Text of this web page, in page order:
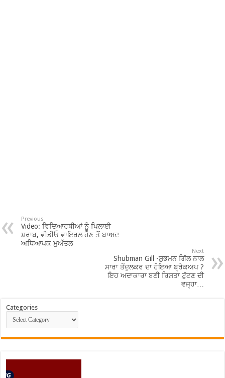
Previous
Video: ਵਿਦਿਆਰਥੀਆਂ ਨੂੰ ਪਿਲਾਈ
ਸ਼ਰਾਬ, ਵੀਡੀਓ ਵਾਇਰਲ ਹੋਣ ਤੋਂ ਬਾਅਦ
ਅਧਿਆਪਕ ਮੁਅੱਤਲ
Next
Shubman Gill -ਸ਼ੁਭਮਨ ਗਿੱਲ ਨਾਲ
ਸਾਰਾ ਤੇਂਦੁਲਕਰ ਦਾ ਹੋਇਆ ਬ੍ਰੇਕਅਪ ?
ਇਹ ਅਦਾਕਾਰਾ ਬਣੀ ਰਿਸ਼ਤਾ ਟੁੱਟਣ ਦੀ
ਵਜ੍ਹਾ…
Categories